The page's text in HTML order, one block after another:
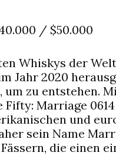
/ $50.000
Whiskys der
Jahr 2020
zu entstehen.
Marriage
und
sein Name
die einen